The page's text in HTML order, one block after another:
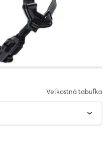
Veľkostná tabuľka